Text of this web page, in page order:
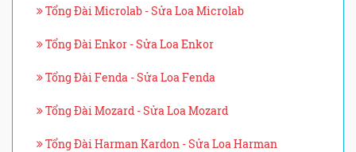
Tổng Đài Microlab - Sửa Loa Microlab
Tổng Đài Enkor - Sửa Loa Enkor
Tổng Đài Fenda - Sửa Loa Fenda
Tổng Đài Mozard - Sửa Loa Mozard
Tổng Đài Harman Kardon - Sửa Loa Harman